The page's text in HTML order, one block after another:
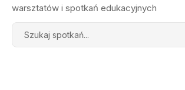
warsztatów i spotkań edukacyjnych
Search